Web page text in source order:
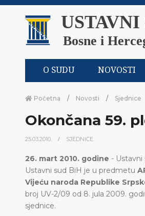
USTAVNI
Bosne i
O SUDU NOVOSTI
Početna Novosti Sjednice
Okončana 59.
25.03.2010. SJEDNICE
26. mart 2010. godine -
Ustavni sud BiH je u predmetu
Vijeću naroda Republike
broj UV-2/09 od 8. jula 2009.
sjednice.